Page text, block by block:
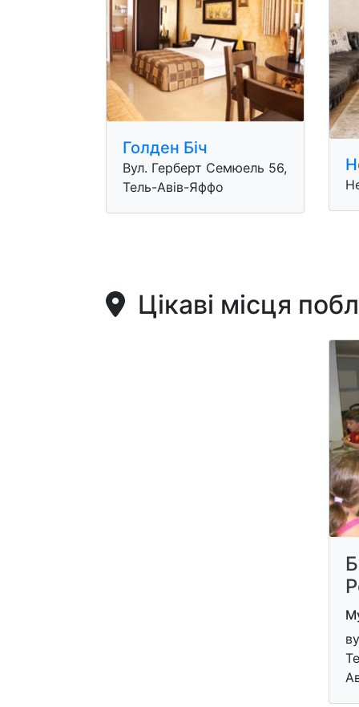
Голден Бiч
Вул. Герберт Семюель 56,
Тель-Авів-Яффо
Цікаві місця